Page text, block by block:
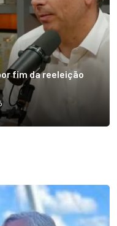
fim da reeleição